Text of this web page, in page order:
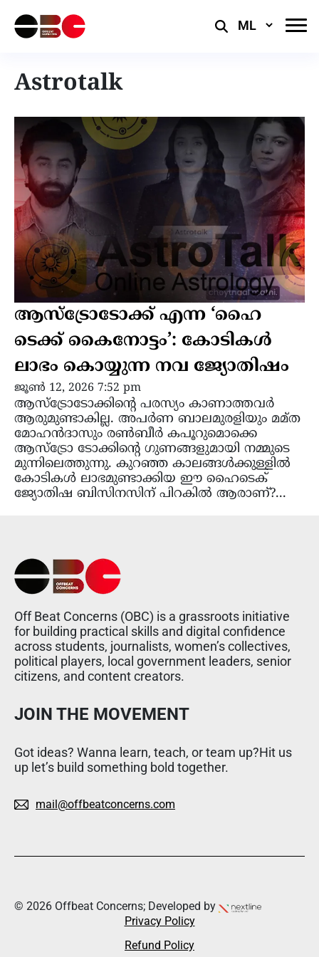
Select
Astrotalk
ആസ്ട്രോടോക്ക് എന്ന ‘ഹൈ
ടെക്ക് കൈനോട്ടം’: കോടികൾ
ലാഭം കൊയ്യുന്ന നവ ജ്യോതിഷം
ജൂൺ 12, 2026 7:52 pm
ആസ്ട്രോടോക്കിന്റെ പരസ്യം കാണാത്തവർ
ആരുമുണ്ടാകില്ല. അപർണ ബാലമുരളിയും മമ്ത
മോഹൻദാസും രൺബീർ കപൂറുമൊക്കെ
ആസ്ട്രോ ടോക്കിന്റെ ഗുണങ്ങളുമായി നമ്മുടെ
മുന്നിലെത്തുന്നു. കുറഞ്ഞ കാലങ്ങൾക്കുള്ളിൽ
കോടികൾ ലാഭമുണ്ടാക്കിയ ഈ ഹൈടെക്
ജ്യോതിഷ ബിസിനസിന് പിറകിൽ ആരാണ്?...
Off Beat Concerns (OBC) is a grassroots initiative
for building practical skills and digital confidence
across students, journalists, women’s collectives,
political players, local government leaders, senior
citizens, and content creators.
JOIN THE MOVEMENT
Got ideas? Wanna learn, teach, or team up?Hit us
up let’s build something bold together.
mail@offbeatconcerns.com
© 2026 Offbeat Concerns; Developed by
Privacy Policy
Refund Policy